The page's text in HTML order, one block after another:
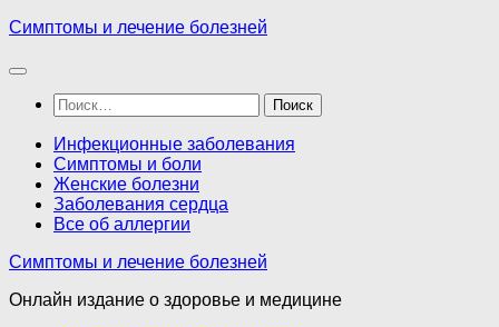
Перейти
содержимому
Симптомы и лечение болезней
Найти:
Инфекционные заболевания
Симптомы и боли
Женские болезни
Заболевания сердца
Все об аллергии
Симптомы и лечение болезней
Онлайн издание о здоровье и медицине